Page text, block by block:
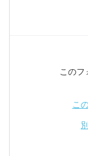
この
こ